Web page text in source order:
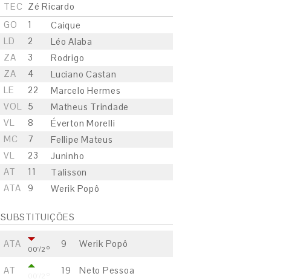
TEC Zé Ricardo
GO
1
Caique
LD
2
Léo Alaba
ZA
3
Rodrigo
ZA
4
Luciano Castan
LE
22
Marcelo Hermes
VOL
5
Matheus Trindade
VL
8
Éverton Morelli
MC
7
Fellipe Mateus
VL
23
Juninho
AT
11
Talisson
ATA
9 Werik Popô
SUBSTITUIÇÕES
ATA 00'/2º 9 Werik Popô
AT 19 Neto Pessoa